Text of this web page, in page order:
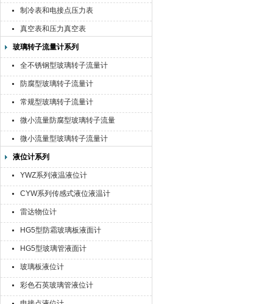
制冷表和电接点压力表
真空表和压力真空表
玻璃转子流量计系列
全不锈钢型玻璃转子流量计
防腐型玻璃转子流量计
常规型玻璃转子流量计
微小流量防腐型玻璃转子流量
计
微小流量型玻璃转子流量计
液位计系列
YWZ系列液温液位计
CYW系列传感式液位液温计
雷达物位计
HG5型防霜玻璃板液面计
HG5型玻璃管液面计
玻璃板液位计
彩色石英玻璃管液位计